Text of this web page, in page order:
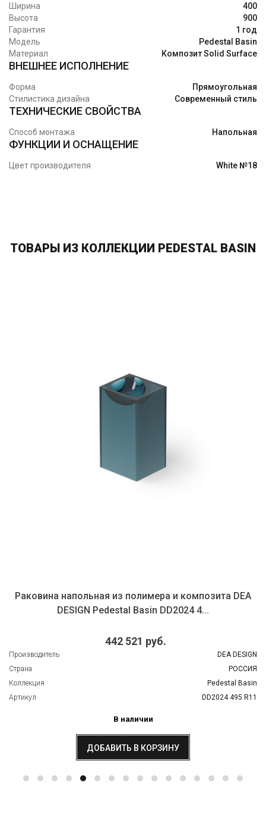
Ширина
400
Высота
900
Гарантия
1 год
Модель
Pedestal Basin
Материал
Композит Solid Surface
ВНЕШНЕЕ ИСПОЛНЕНИЕ
Форма
Прямоугольная
Стилистика дизайна
Современный стиль
ТЕХНИЧЕСКИЕ СВОЙСТВА
Способ монтажа Напольная
ФУНКЦИИ И ОСНАЩЕНИЕ
Цвет производителя White №18
ТОВАРЫ ИЗ КОЛЛЕКЦИИ PEDESTAL BASIN
Раковина напольная из полимера и композита DEA
DESIGN Pedestal Basin DD2024 4...
442 521 руб.
Производитель
DEA DESIGN
Страна
РОССИЯ
Коллекция
Pedestal Basin
Артикул
DD2024 495 R11
В наличии
ДОБАВИТЬ В КОРЗИНУ